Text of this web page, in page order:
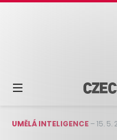
UMĚLÁ INTELIGENCE–15. 5.